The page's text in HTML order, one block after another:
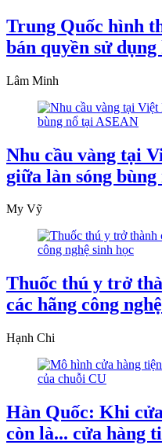
Trung Quốc hình
bán quyền sử
Lâm Minh
Nhu cầu vàng tại
giữa làn sóng
My Vỹ
Thuốc thú y trở
các hãng công
Hạnh Chi
Hàn Quốc: Khi
còn là... cửa hàng